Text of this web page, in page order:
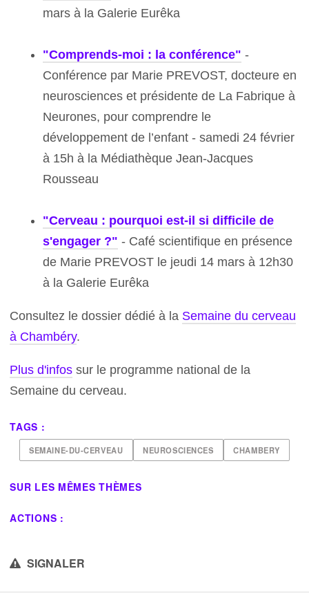
mars à la Galerie Eurêka
"Comprends-moi : la conférence" -
Conférence par Marie PREVOST, docteure en
neurosciences et présidente de La Fabrique à
Neurones, pour comprendre le
développement de l’enfant - samedi 24 février
à 15h à la Médiathèque Jean-Jacques
Rousseau
"Cerveau : pourquoi est-il si difficile de
s'engager ?" - Café scientifique en présence
de Marie PREVOST le jeudi 14 mars à 12h30
à la Galerie Eurêka
Consultez le dossier dédié à la Semaine du cerveau
à Chambéry.
Plus d'infos sur le programme national de la
Semaine du cerveau.
TAGS :
SEMAINE-DU-CERVEAU NEUROSCIENCES CHAMBERY
SUR LES MÊMES THÈMES
ACTIONS :
SIGNALER